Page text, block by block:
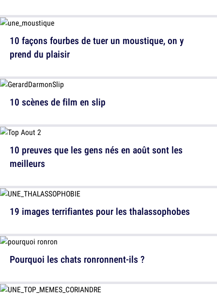
10 façons fourbes de tuer un moustique, on y
prend du plaisir
10 preuves que les gens nés en août sont les
meilleurs
Pourquoi les chats ronronnent-ils ?
10 scènes de film en slip
19 images terrifiantes pour les thalassophobes